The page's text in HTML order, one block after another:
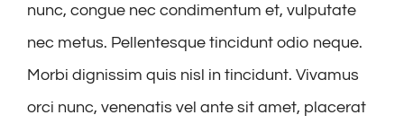
nunc, congue nec condimentum et, vulputate
nec metus. Pellentesque tincidunt odio neque.
Morbi dignissim quis nisl in tincidunt. Vivamus
orci nunc, venenatis vel ante sit amet, placerat